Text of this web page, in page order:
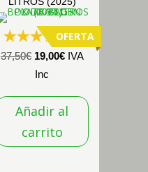
OFERTA
(2)
37,50€ El
precio
era:
37,50€.
19,00€El
es:
IVA
Inc
Añadir al
carrito